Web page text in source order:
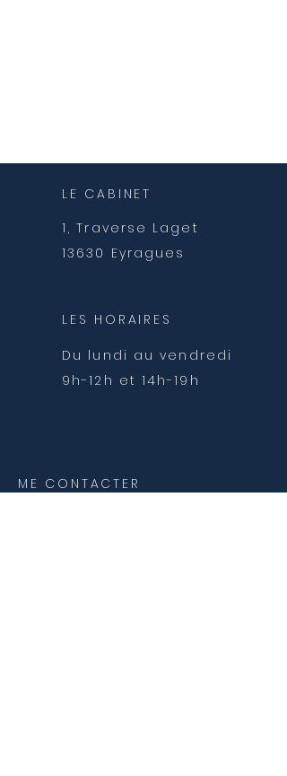
LE CABINET
1, Traverse Laget
13630 Eyragues
LES HORAIRES
Du lundi au vendredi
9h-12h et 14h-19h
ME CONTACTER